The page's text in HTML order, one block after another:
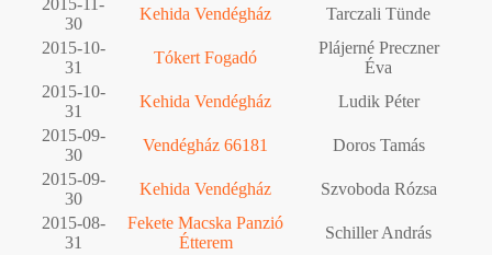
30
Kehida Vendégház
Tarczali Tünde
2015-10-
31
Tókert Fogadó
Plájerné Preczner
Éva
2015-10-
31
Kehida Vendégház
Ludik Péter
2015-09-
30
Vendégház 66181
Doros Tamás
2015-09-
30
Kehida Vendégház
Szvoboda Rózsa
2015-08-
31
Fekete Macska Panzió
Étterem
Schiller András